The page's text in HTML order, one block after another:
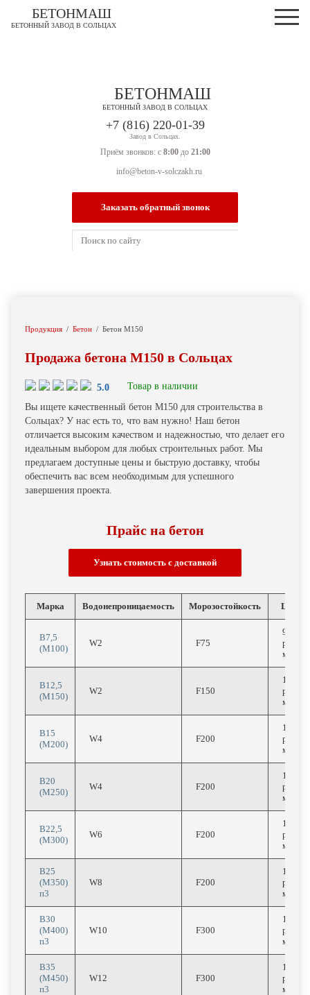
БЕТОНМАШ
БЕТОННЫЙ ЗАВОД В СОЛЬЦАХ
БЕТОНМАШ
БЕТОННЫЙ ЗАВОД В СОЛЬЦАХ
Завод в Сольцах.
Приём звонков: с 8:00до 21:00
info@beton-v-solczakh.ru
Заказать обратный звонок
Продукция Бетон Бетон М150
Продажа бетона М150 в Сольцах
5.0
Товар в наличии
Вы ищете качественный бетон М150 для строительства в
Сольцах? У нас есть то, что вам нужно! Наш бетон
отличается высоким качеством и надежностью, что делает его
идеальным выбором для любых строительных работ. Мы
предлагаем доступные цены и быструю доставку, чтобы
обеспечить вас всем необходимым для успешного
завершения проекта.
Прайс на бетон
Узнать cтоимость с доставкой
Марка Водонепроницаемость Морозостойкость Цена
В7,5
(М100)
W2 F75
9640
руб/
м3
В12,5
(М150)
W2 F150
10120
руб/
м3
В15
(М200)
W4 F200
10520
руб/
м3
В20
(М250)
W4 F200
11000
руб/
м3
В22,5
(М300)
W6 F200
11760
руб/
м3
В25
(М350)
п3
W8 F200
12240
руб/
м3
В30
(М400)
п3
W10 F300
12720
руб/
м3
В35
(М450)
п3
W12 F300
13080
руб/
м3